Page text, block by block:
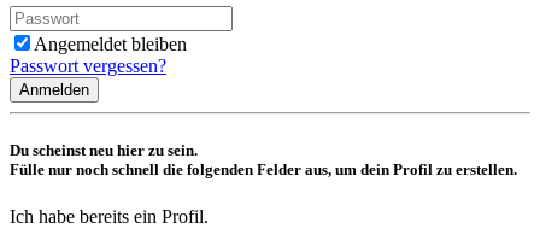
Angemeldet bleiben
Passwort vergessen?
Anmelden
Du scheinst neu hier zu sein.
Fülle nur noch schnell die folgenden Felder aus, um dein Profil zu erstellen.
Ich habe bereits ein Profil.